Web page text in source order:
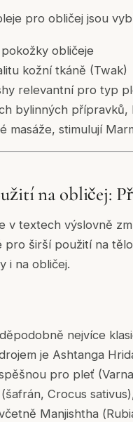
pro obličej jsou
obličeje
kožní tkáně (Twak)
relevantní pro typ
bylinných
masáže, stimulují
na obličej:
v textech výslovně
širší použití na
i na obličej.
nejvíce
je Ashtanga
pro pleť
Crocus sativus
Manjishtha (